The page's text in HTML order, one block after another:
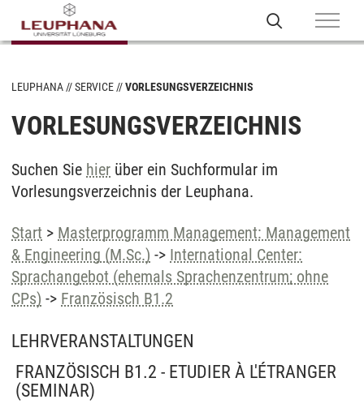
LEUPHANA SERVICE VORLESUNGSVERZEICHNIS
VORLESUNGSVERZEICHNIS
Suchen Sie hier über ein Suchformular im
Vorlesungsverzeichnis der Leuphana.
Start > Masterprogramm Management: Management
& Engineering (M.Sc.) -> International Center:
Sprachangebot (ehemals Sprachenzentrum; ohne
CPs) -> Französisch B1.2
LEHRVERANSTALTUNGEN
FRANZÖSISCH B1.2 - ETUDIER À L'ÉTRANGER
(SEMINAR)